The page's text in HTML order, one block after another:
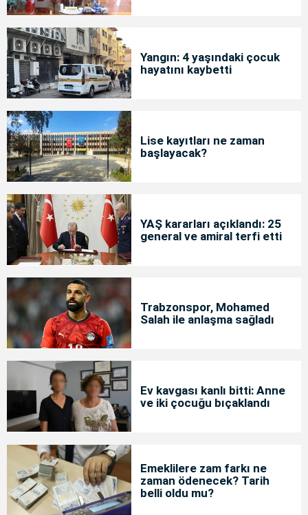
Yangın: 4 yaşındaki çocuk
hayatını kaybetti
Lise kayıtları ne zaman
başlayacak?
YAŞ kararları açıklandı: 25
general ve amiral terfi etti
Trabzonspor, Mohamed
Salah ile anlaşma sağladı
Ev kavgası kanlı bitti: Anne
ve iki çocuğu bıçaklandı
Emeklilere zam farkı ne
zaman ödenecek? Tarih
belli oldu mu?